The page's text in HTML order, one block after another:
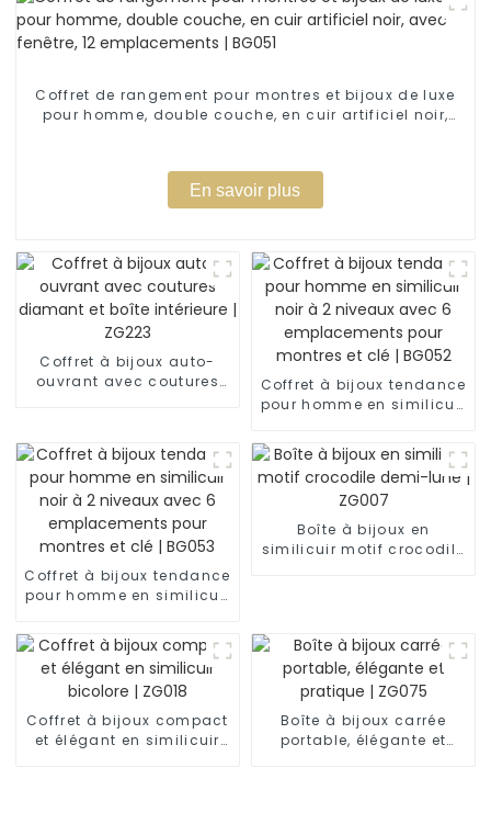
Coffret de rangement pour montres et bijoux de luxe
pour homme, double couche, en cuir artificiel noir,
En savoir plus
Coffret à bijoux auto-
ouvrant avec coutures
Coffret à bijoux tendance
pour homme en similicuir
emplacements pour
montres et clé | BG052
Coffret à bijoux tendance
pour homme en similicuir
emplacements pour
montres et clé | BG053
Boîte à bijoux en
similicuir motif crocodile
Coffret à bijoux compact
et élégant en similicuir
Boîte à bijoux carrée
portable, élégante et